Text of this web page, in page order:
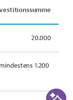
20.000
mindestens 1.200
KI-